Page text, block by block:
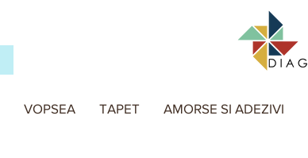
VOPSEA TAPET AMORSE SI ADEZIVI